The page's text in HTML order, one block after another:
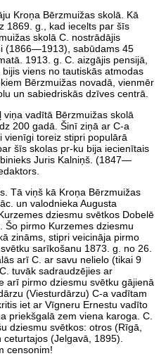
Kroņa Bērzmuižas skolā. Kā
1869. g., kad iecelts par šīs
skolā C. nostrādājis
(1866—1913), sabūdams 45
1913. g. C. aizgājis pensijā,
viens no tautiskās atmodas
Bērzmuižas novadā, vienmēr
un sabiedriskās dzīves centrā.
vadītā Bērzmuižas skolā
200 gadā. Šinī ziņā ar C-a
vienīgi toreiz stipri populārā
šīs skolas pr-ku bija iecienītais
Juris Kalniņš. (1847—
Tā viņš kā Kroņa Bērzmuižas
un valodnieka Augusta
dziesmu svētkos Dobelē
Šo pirmo Kurzemes dziesmu
zināms, stipri veicināja pirmo
sarīkošanu 1873. g. no 26.
arī C. ar savu nelielo (tikai 9
tuvāk sadraudzējies ar
arī pirmo dziesmu svētku gājienā
(Viesturdārzu) C-a vadītam
iet ar Vīgneru Ernestu vadīto
priekšgalā zem viena karoga. C.
dziesmu svētkos: otros (Rīgā,
(Jelgavā, 1895).
censonim!